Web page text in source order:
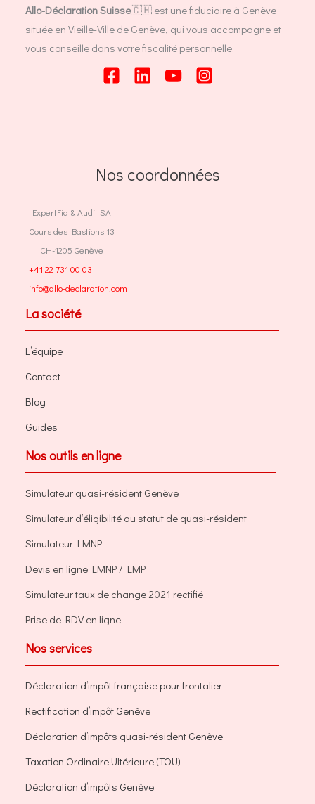
Allo-Déclaration Suisse🇨🇭 est une fiduciaire à Genève
située en Vieille-Ville de Genève, qui vous accompagne et
vous conseille dans votre fiscalité personnelle.
Nos coordonnées
ExpertFid & Audit SA
Cours des Bastions 13
CH-1205 Genève
+41 22 731 00 03
info@allo-declaration.com
La société
L’équipe
Contact
Blog
Guides
Nos outils en ligne
Simulateur quasi-résident Genève
Simulateur d’éligibilité au statut de quasi-résident
Simulateur LMNP
Devis en ligne LMNP / LMP
Simulateur taux de change 2021 rectifié
Prise de RDV en ligne
Nos services
Déclaration d’impôt française pour frontalier
Rectification d’impôt Genève
Déclaration d’impôts quasi-résident Genève
Taxation Ordinaire Ultérieure (TOU)
Déclaration d’impôts Genève